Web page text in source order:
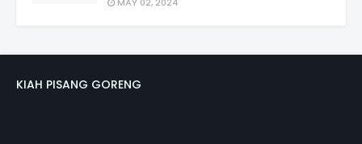
MAY 02, 2024
KIAH PISANG GORENG